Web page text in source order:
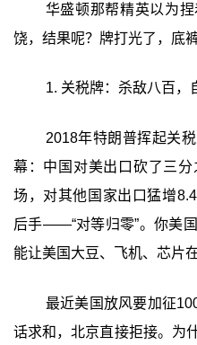
华盛顿那帮精英以为
饶，结果呢？牌打光了，底
1. 关税牌：杀敌八百，
2018年特朗普挥起关
幕：中国对美出口砍了三
场，对其他国家出口猛增
后手——“对等归零”。你美
能让美国大豆、飞机、芯片
最近美国放风要加征
话求和，北京直接拒接。为